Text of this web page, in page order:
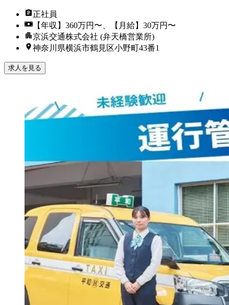
正社員
【年収】360万円〜、【月給】30万円〜
京浜交通株式会社 (弁天橋営業所)
神奈川県横浜市鶴見区小野町43番1
求人を見る